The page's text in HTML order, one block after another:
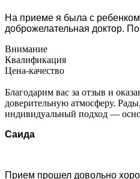
На приеме я была с
доброжелательная доктор.
Внимание
Квалификация
Цена-качество
Благодарим вас за отзыв и
доверительную атмосферу.
индивидуальный подход —
Саида
Прием прошел довольно